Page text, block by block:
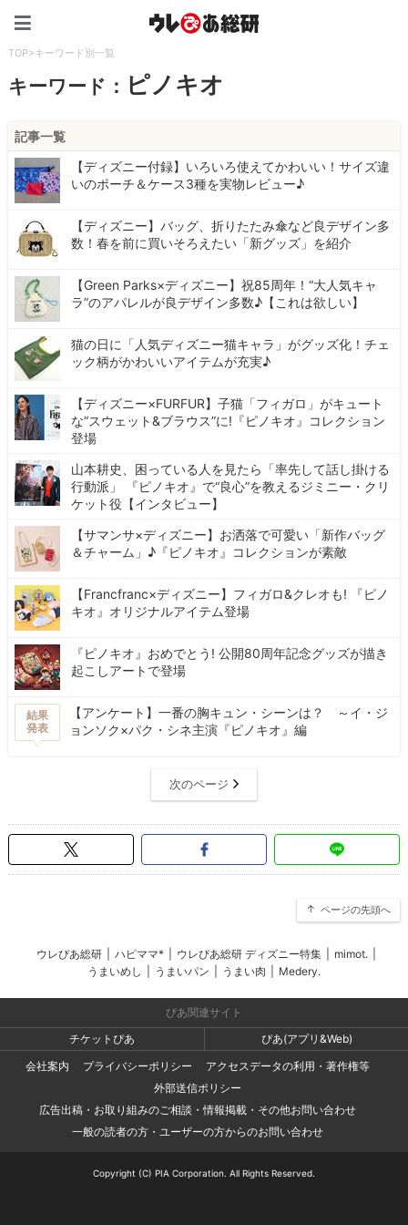
TOP>キーワード別一覧
キーワード： ピノキオ
記事一覧
【ディズニー付録】いろいろ使えてかわいい！サイズ違
いのポーチ＆ケース3種を実物レビュー♪
【ディズニー】バッグ、折りたたみ傘など良デザイン多
数！春を前に買いそろえたい「新グッズ」を紹介
【Green Parks×ディズニー】祝85周年！“大人気キャ
ラ”のアパレルが良デザイン多数♪【これは欲しい】
猫の日に「人気ディズニー猫キャラ」がグッズ化！チェ
ック柄がかわいいアイテムが充実♪
【ディズニー×FURFUR】子猫「フィガロ」がキュート
な“スウェット&ブラウス”に!『ピノキオ』コレクション
登場
山本耕史、困っている人を見たら「率先して話し掛ける
行動派」 『ピノキオ』で“良心”を教えるジミニー・クリ
ケット役【インタビュー】
【サマンサ×ディズニー】お洒落で可愛い「新作バッグ
＆チャーム」♪『ピノキオ』コレクションが素敵
【Francfranc×ディズニー】フィガロ&クレオも! 『ピノ
キオ』オリジナルアイテム登場
『ピノキオ』おめでとう! 公開80周年記念グッズが描き
起こしアートで登場
結果
発表
【アンケート】一番の胸キュン・シーンは？ ～イ・ジ
ョンソク×パク・シネ主演『ピノキオ』編
次のページ
ページの先頭へ
ウレぴあ総研 ハピママ* ウレぴあ総研 ディズニー特集 mimot.
うまいめし
うまいパン うまい肉 Medery.
ぴあ関連サイト
チケットぴあ
ぴあ(アプリ&Web)
会社案内
プライバシーポリシー
アクセスデータの利用・著作権等
外部送信ポリシー
広告出稿・お取り組みのご相談・情報掲載・その他お問い合わせ
一般の読者の方・ユーザーの方からのお問い合わせ
Copyright (C) PIA Corporation. All Rights Reserved.